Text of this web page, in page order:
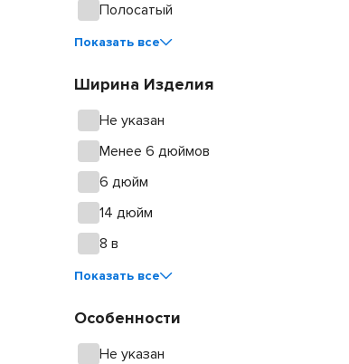
Полосатый
Показать все
Ширина Изделия
Не указан
Менее 6 дюймов
6 дюйм
14 дюйм
8 в
Показать все
Особенности
Не указан